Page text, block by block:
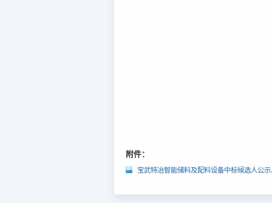
附件：
宝武特冶智能储料及配料设备中标候选人公